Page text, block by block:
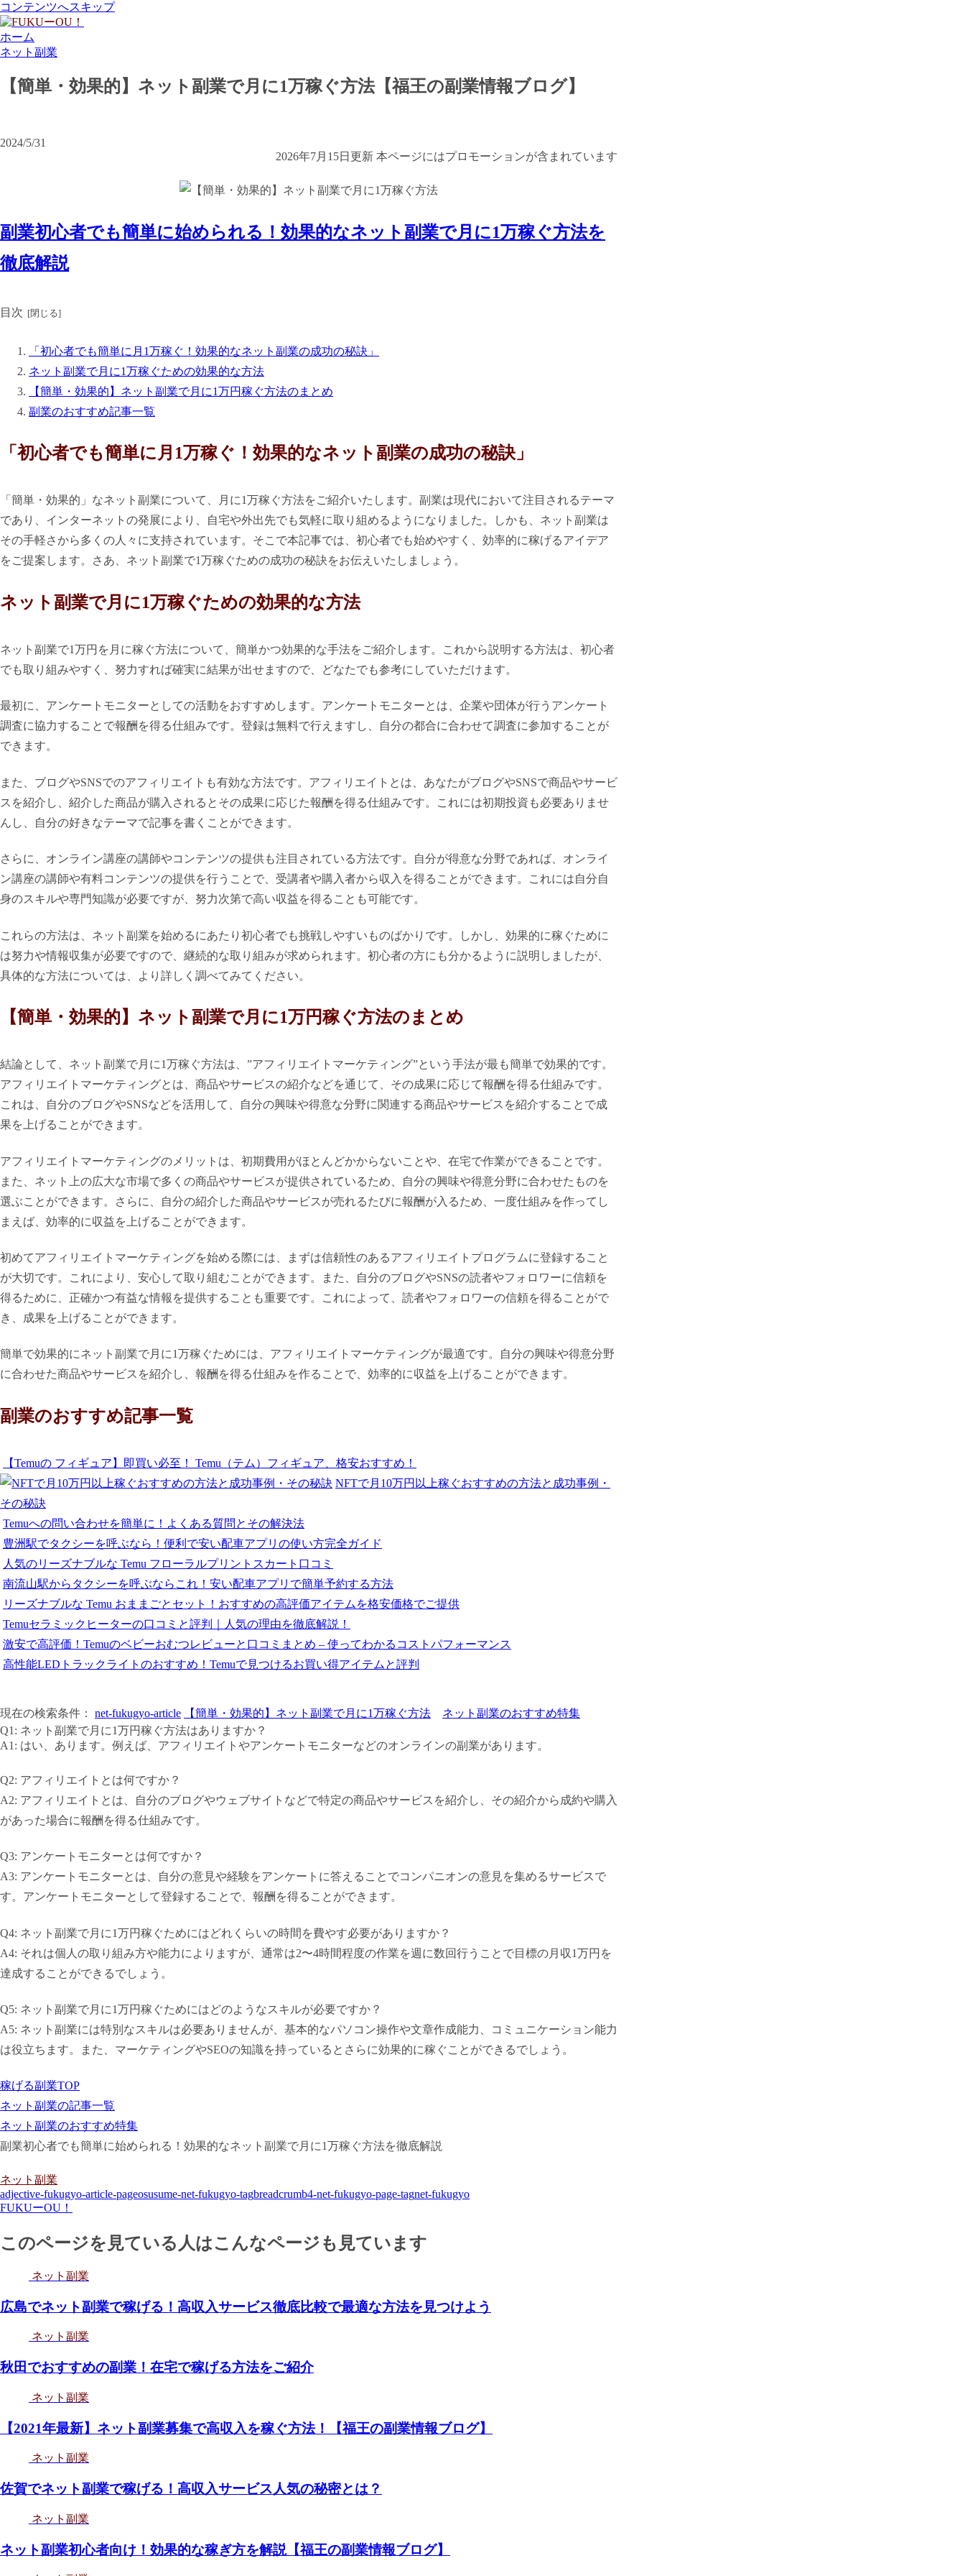
コンテンツへスキップ
ホーム
ネット副業
【簡単・効果的】ネット副業で月に1万稼ぐ方法【福王の副業情報ブログ】
2024/5/31
2026年7月15日更新 本ページにはプロモーションが含まれています
副業初心者でも簡単に始められる！効果的なネット副業で月に1万稼ぐ方法を
徹底解説
目次
「初心者でも簡単に月1万稼ぐ！効果的なネット副業の成功の秘訣」
ネット副業で月に1万稼ぐための効果的な方法
【簡単・効果的】ネット副業で月に1万円稼ぐ方法のまとめ
副業のおすすめ記事一覧
「初心者でも簡単に月1万稼ぐ！効果的なネット副業の成功の秘訣」
「簡単・効果的」なネット副業について、月に1万稼ぐ方法をご紹介いたします。副業は現代において注目されるテーマ
であり、インターネットの発展により、自宅や外出先でも気軽に取り組めるようになりました。しかも、ネット副業は
その手軽さから多くの人々に支持されています。そこで本記事では、初心者でも始めやすく、効率的に稼げるアイデア
をご提案します。さあ、ネット副業で1万稼ぐための成功の秘訣をお伝えいたしましょう。
ネット副業で月に1万稼ぐための効果的な方法
ネット副業で1万円を月に稼ぐ方法について、簡単かつ効果的な手法をご紹介します。これから説明する方法は、初心者
でも取り組みやすく、努力すれば確実に結果が出せますので、どなたでも参考にしていただけます。
最初に、アンケートモニターとしての活動をおすすめします。アンケートモニターとは、企業や団体が行うアンケート
調査に協力することで報酬を得る仕組みです。登録は無料で行えますし、自分の都合に合わせて調査に参加することが
できます。
また、ブログやSNSでのアフィリエイトも有効な方法です。アフィリエイトとは、あなたがブログやSNSで商品やサービ
スを紹介し、紹介した商品が購入されるとその成果に応じた報酬を得る仕組みです。これには初期投資も必要ありませ
んし、自分の好きなテーマで記事を書くことができます。
さらに、オンライン講座の講師やコンテンツの提供も注目されている方法です。自分が得意な分野であれば、オンライ
ン講座の講師や有料コンテンツの提供を行うことで、受講者や購入者から収入を得ることができます。これには自分自
身のスキルや専門知識が必要ですが、努力次第で高い収益を得ることも可能です。
これらの方法は、ネット副業を始めるにあたり初心者でも挑戦しやすいものばかりです。しかし、効果的に稼ぐために
は努力や情報収集が必要ですので、継続的な取り組みが求められます。初心者の方にも分かるように説明しましたが、
具体的な方法については、より詳しく調べてみてください。
【簡単・効果的】ネット副業で月に1万円稼ぐ方法のまとめ
結論として、ネット副業で月に1万稼ぐ方法は、”アフィリエイトマーケティング”という手法が最も簡単で効果的です。
アフィリエイトマーケティングとは、商品やサービスの紹介などを通じて、その成果に応じて報酬を得る仕組みです。
これは、自分のブログやSNSなどを活用して、自分の興味や得意な分野に関連する商品やサービスを紹介することで成
果を上げることができます。
アフィリエイトマーケティングのメリットは、初期費用がほとんどかからないことや、在宅で作業ができることです。
また、ネット上の広大な市場で多くの商品やサービスが提供されているため、自分の興味や得意分野に合わせたものを
選ぶことができます。さらに、自分の紹介した商品やサービスが売れるたびに報酬が入るため、一度仕組みを作ってし
まえば、効率的に収益を上げることができます。
初めてアフィリエイトマーケティングを始める際には、まずは信頼性のあるアフィリエイトプログラムに登録すること
が大切です。これにより、安心して取り組むことができます。また、自分のブログやSNSの読者やフォロワーに信頼を
得るために、正確かつ有益な情報を提供することも重要です。これによって、読者やフォロワーの信頼を得ることがで
き、成果を上げることができます。
簡単で効果的にネット副業で月に1万稼ぐためには、アフィリエイトマーケティングが最適です。自分の興味や得意分野
に合わせた商品やサービスを紹介し、報酬を得る仕組みを作ることで、効率的に収益を上げることができます。
副業のおすすめ記事一覧
【Temuの フィギュア】即買い必至！ Temu（テム）フィギュア、格安おすすめ！
NFTで月10万円以上稼ぐおすすめの方法と成功事例・
その秘訣
Temuへの問い合わせを簡単に！よくある質問とその解決法
豊洲駅でタクシーを呼ぶなら！便利で安い配車アプリの使い方完全ガイド
人気のリーズナブルな Temu フローラルプリントスカート口コミ
南流山駅からタクシーを呼ぶならこれ！安い配車アプリで簡単予約する方法
リーズナブルな Temu おままごとセット！おすすめの高評価アイテムを格安価格でご提供
Temuセラミックヒーターの口コミと評判｜人気の理由を徹底解説！
激安で高評価！Temuのベビーおむつレビューと口コミまとめ – 使ってわかるコストパフォーマンス
高性能LEDトラックライトのおすすめ！Temuで見つけるお買い得アイテムと評判
現在の検索条件： net-fukugyo-article 【簡単・効果的】ネット副業で月に1万稼ぐ方法
ネット副業のおすすめ特集
Q1: ネット副業で月に1万円稼ぐ方法はありますか？
A1: はい、あります。例えば、アフィリエイトやアンケートモニターなどのオンラインの副業があります。
Q2: アフィリエイトとは何ですか？
A2: アフィリエイトとは、自分のブログやウェブサイトなどで特定の商品やサービスを紹介し、その紹介から成約や購入
があった場合に報酬を得る仕組みです。
Q3: アンケートモニターとは何ですか？
A3: アンケートモニターとは、自分の意見や経験をアンケートに答えることでコンパニオンの意見を集めるサービスで
す。アンケートモニターとして登録することで、報酬を得ることができます。
Q4: ネット副業で月に1万円稼ぐためにはどれくらいの時間を費やす必要がありますか？
A4: それは個人の取り組み方や能力によりますが、通常は2〜4時間程度の作業を週に数回行うことで目標の月収1万円を
達成することができるでしょう。
Q5: ネット副業で月に1万円稼ぐためにはどのようなスキルが必要ですか？
A5: ネット副業には特別なスキルは必要ありませんが、基本的なパソコン操作や文章作成能力、コミュニケーション能力
は役立ちます。また、マーケティングやSEOの知識を持っているとさらに効果的に稼ぐことができるでしょう。
稼げる副業TOP
ネット副業の記事一覧
ネット副業のおすすめ特集
副業初心者でも簡単に始められる！効果的なネット副業で月に1万稼ぐ方法を徹底解説
ネット副業
adjective-fukugyo-article-pageosusume-net-fukugyo-tagbreadcrumb4-net-fukugyo-page-tagnet-fukugyo
FUKUーOU！
このページを見ている人はこんなページも見ています
ネット副業
広島でネット副業で稼げる！高収入サービス徹底比較で最適な方法を見つけよう
ネット副業
秋田でおすすめの副業！在宅で稼げる方法をご紹介
ネット副業
【2021年最新】ネット副業募集で高収入を稼ぐ方法！【福王の副業情報ブログ】
ネット副業
佐賀でネット副業で稼げる！高収入サービス人気の秘密とは？
ネット副業
ネット副業初心者向け！効果的な稼ぎ方を解説【福王の副業情報ブログ】